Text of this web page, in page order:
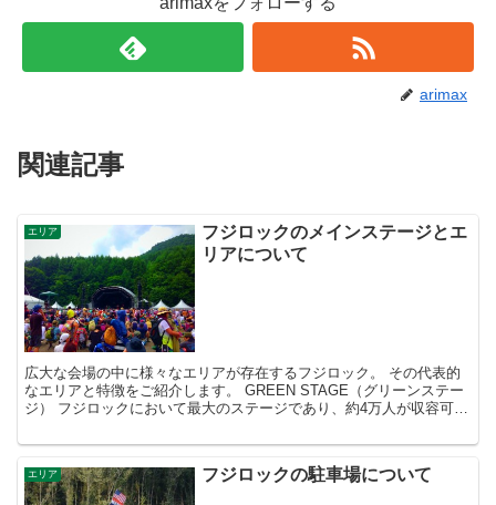
arimax
関連記事
エリア
フジロックのメインステージとエ
リアについて
広大な会場の中に様々なエリアが存在するフジロック。 その代表的
なエリアと特徴をご紹介します。 GREEN STAGE（グリーンステー
ジ） フジロックにおいて最大のステージであり、約4万人が収容可
エリア フジロックの駐車場について